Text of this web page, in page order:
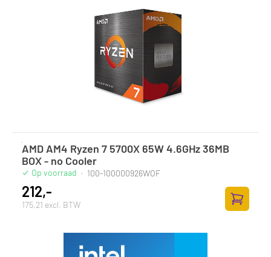
AMD AM4 Ryzen 7 5700X 65W 4.6GHz 36MB
BOX - no Cooler
Op voorraad · 100-100000926WOF
212,-
175,21 excl. BTW
Zum